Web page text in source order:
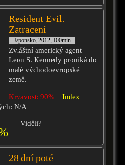
Resident Evil:
Zatracení
Japonsko, 2012, 100min
Zvláštní americký agent
Leon S. Kennedy proniká do
malé východoevropské
země.
Krvavost: 90%
Index
N/A
Viděli?
28 dní poté